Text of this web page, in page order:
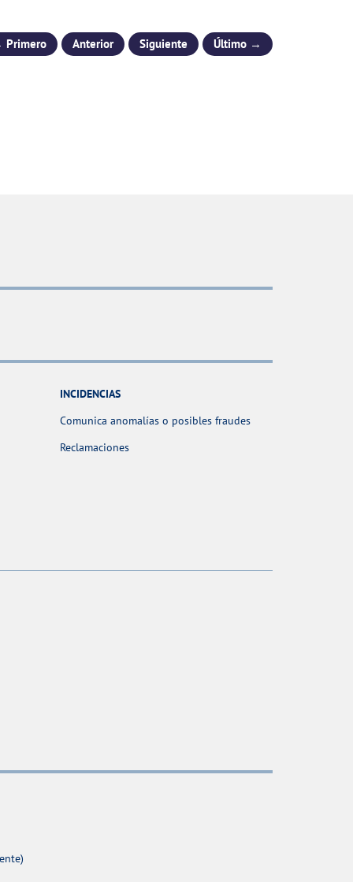
Anterior Siguiente Último →
INCIDENCIAS
Comunica anomalías o posibles fraudes
Reclamaciones